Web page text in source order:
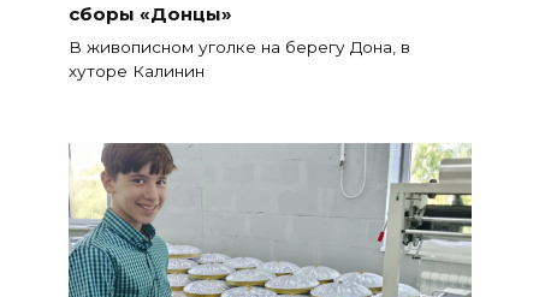
сборы «Донцы»
В живописном уголке на берегу Дона, в
хуторе Калинин